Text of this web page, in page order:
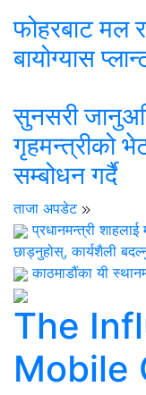
फोहरबाट मल
बायोग्यास
सुनसरी
गृहमन्त्रीको
सम्बोधन गर्दै
ताजा अपडेट
प्रधानमन्त्री
छाड्नुहोस्, कार्यशैली
काठमाडौंका यी
The
Mobile